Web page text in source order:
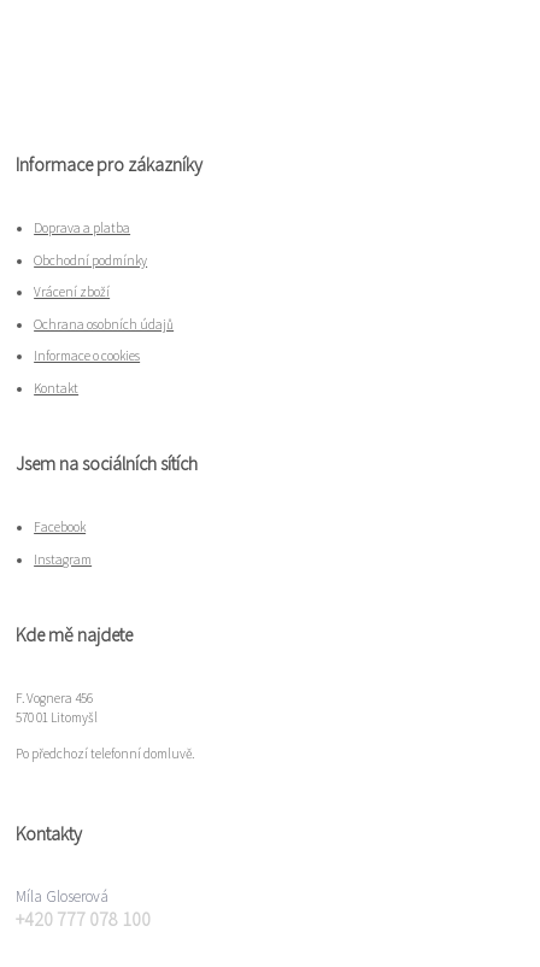
Informace pro zákazníky
Doprava a platba
Obchodní podmínky
Vrácení zboží
Ochrana osobních údajů
Informace o cookies
Kontakt
Jsem na sociálních sítích
Facebook
Instagram
Kde mě najdete
F. Vognera 456
570 01 Litomyšl
Po předchozí telefonní domluvě.
Kontakty
Míla Gloserová
+420 777 078 100